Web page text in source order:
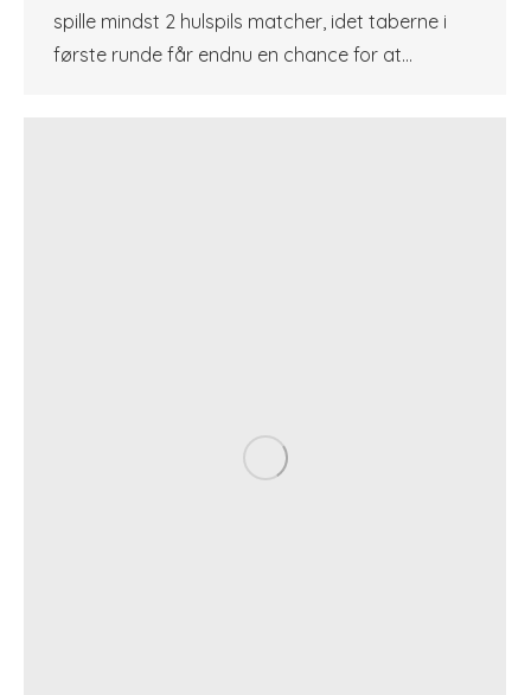
spille mindst 2 hulspils matcher, idet taberne i
første runde får endnu en chance for at…